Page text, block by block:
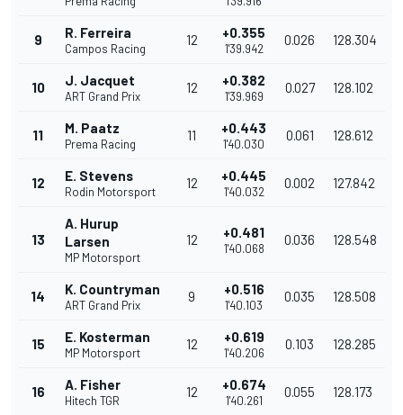
9 R. Ferreira
Campos Racing
12 +0.355
1'39.942
0.026 128.304
10 J. Jacquet
ART Grand Prix
12 +0.382
1'39.969
0.027 128.102
11 M. Paatz
Prema Racing
11 +0.443
1'40.030
0.061 128.612
12 E. Stevens
Rodin Motorsport
12 +0.445
1'40.032
0.002 127.842
13
A. Hurup
Larsen
MP Motorsport
12 +0.481
1'40.068
0.036 128.548
14 K. Countryman
ART Grand Prix
9 +0.516
1'40.103
0.035 128.508
15 E. Kosterman
MP Motorsport
12 +0.619
1'40.206
0.103 128.285
16 A. Fisher
Hitech TGR
12 +0.674
1'40.261
0.055 128.173